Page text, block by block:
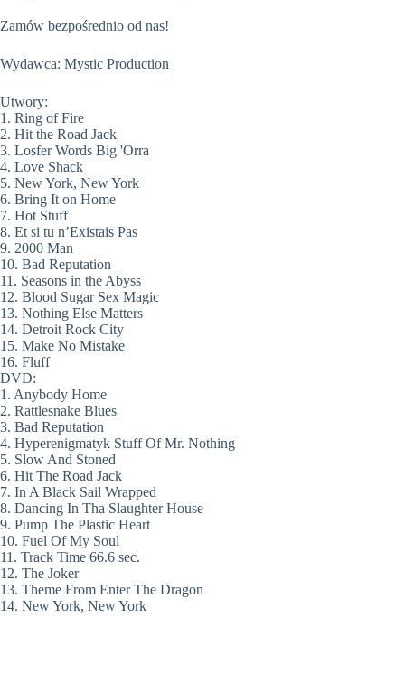
Zamów bezpośrednio od nas!
Wydawca: Mystic Production
Utwory:
1. Ring of Fire
2. Hit the Road Jack
3. Losfer Words Big 'Orra
4. Love Shack
5. New York, New York
6. Bring It on Home
7. Hot Stuff
8. Et si tu n’Existais Pas
9. 2000 Man
10. Bad Reputation
11. Seasons in the Abyss
12. Blood Sugar Sex Magic
13. Nothing Else Matters
14. Detroit Rock City
15. Make No Mistake
16. Fluff
DVD:
1. Anybody Home
2. Rattlesnake Blues
3. Bad Reputation
4. Hyperenigmatyk Stuff Of Mr. Nothing
5. Slow And Stoned
6. Hit The Road Jack
7. In A Black Sail Wrapped
8. Dancing In Tha Slaughter House
9. Pump The Plastic Heart
10. Fuel Of My Soul
11. Track Time 66.6 sec.
12. The Joker
13. Theme From Enter The Dragon
14. New York, New York